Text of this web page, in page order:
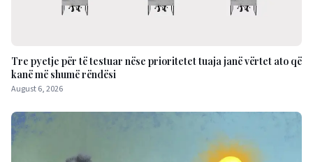
Tre pyetje për të testuar nëse prioritetet tuaja janë vërtet ato që
kanë më shumë rëndësi
August 6, 2026